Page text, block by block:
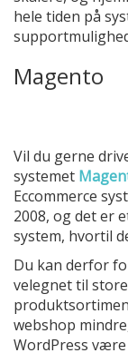
hele tiden på
Magento
Vil du gerne
systemet
Eccommerce
2008, og det er
system, hvortil
Du kan derfor
velegnet til
webshop
WordPress